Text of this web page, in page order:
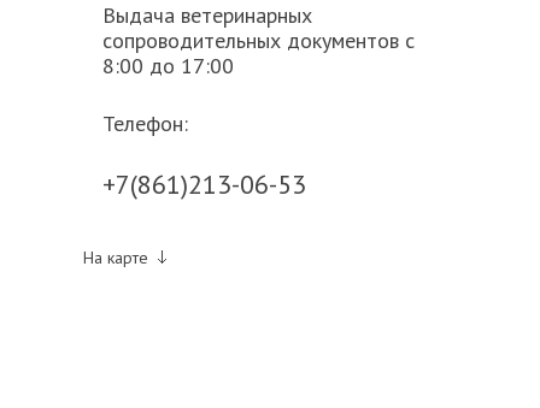
Выдача ветеринарных
сопроводительных документов с
8:00 до 17:00
Телефон:
+7(861)213-06-53
На карте